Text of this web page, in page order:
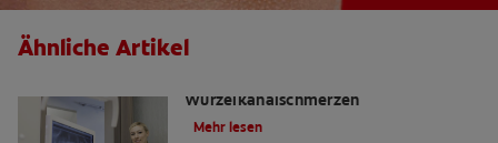
Ähnliche Artikel
Wurzelkanalschmerzen
Mehr lesen